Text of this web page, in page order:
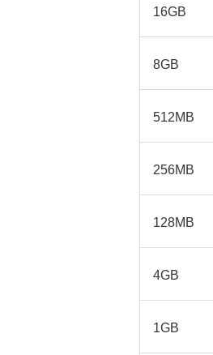
16GB
8GB
512MB
256MB
128MB
4GB
1GB